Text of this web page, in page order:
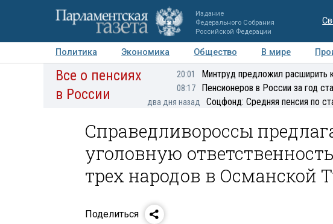
Издание
Федерального Собрания
Российской Федерации
Политика Экономика Общество В мире
Авторы Персоны Мнения Регионы
Все о пенсиях
в России
20:01 Минтруд предложил расширить
08:17 Пенсионеров в России за год
два дня назад Соцфонд: Средняя пенсия по
Справедливороссы
уголовную
трех народов в Османской
Поделиться